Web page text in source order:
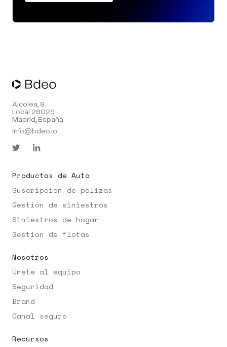
Alcolea, 8.
Local 28029
Madrid, España
info@bdeo.io
Productos de Auto
Suscripción de pólizas
Gestión de siniestros
Siniestros de hogar
Gestión de flotas
Nosotros
Únete al equipo
Seguridad
Brand
Canal seguro
Recursos